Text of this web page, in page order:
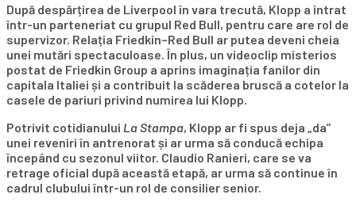
După despărțirea de Liverpool în vara trecută, Klopp a intrat
într-un parteneriat cu grupul Red Bull, pentru care are rol de
supervizor. Relația Friedkin–Red Bull ar putea deveni cheia
unei mutări spectaculoase. În plus, un videoclip misterios
postat de Friedkin Group a aprins imaginația fanilor din
capitala Italiei și a contribuit la scăderea bruscă a cotelor la
casele de pariuri privind numirea lui Klopp.
Potrivit cotidianului La Stampa, Klopp ar fi spus deja „da”
unei reveniri în antrenorat și ar urma să conducă echipa
începând cu sezonul viitor. Claudio Ranieri, care se va
retrage oficial după această etapă, ar urma să continue în
cadrul clubului într-un rol de consilier senior.